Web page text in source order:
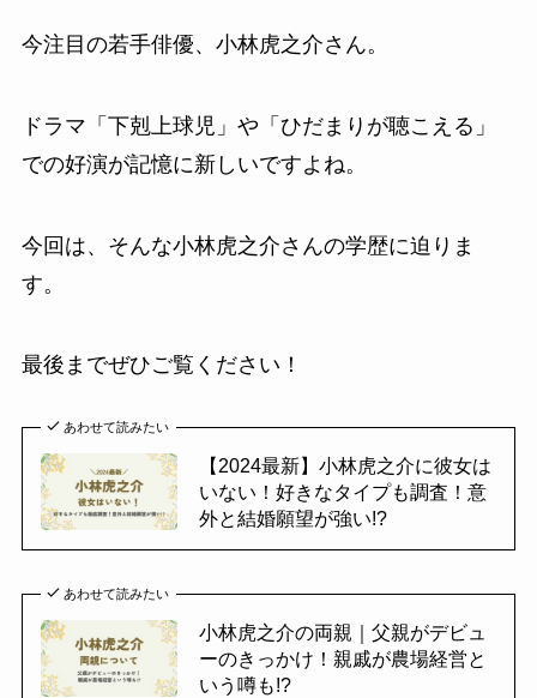
今注目の若手俳優、小林虎之介さん。
ドラマ「下剋上球児」や「ひだまりが聴こえる」
での好演が記憶に新しいですよね。
今回は、そんな小林虎之介さんの学歴に迫りま
す。
最後までぜひご覧ください！
あわせて読みたい
【2024最新】小林虎之介に彼女は
いない！好きなタイプも調査！意
外と結婚願望が強い!?
あわせて読みたい
小林虎之介の両親｜父親がデビュ
ーのきっかけ！親戚が農場経営と
いう噂も!?